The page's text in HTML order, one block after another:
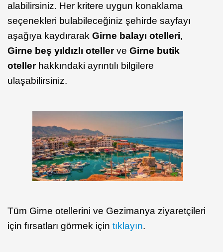
alabilirsiniz. Her kritere uygun konaklama
seçenekleri bulabileceğiniz şehirde sayfayı
aşağıya kaydırarak Girne balayı otelleri,
Girne beş yıldızlı otellerve Girne butik
otellerhakkındaki ayrıntılı bilgilere
ulaşabilirsiniz.
Tüm Girne otellerini ve Gezimanya ziyaretçileri
için fırsatları görmek için tıklayın.